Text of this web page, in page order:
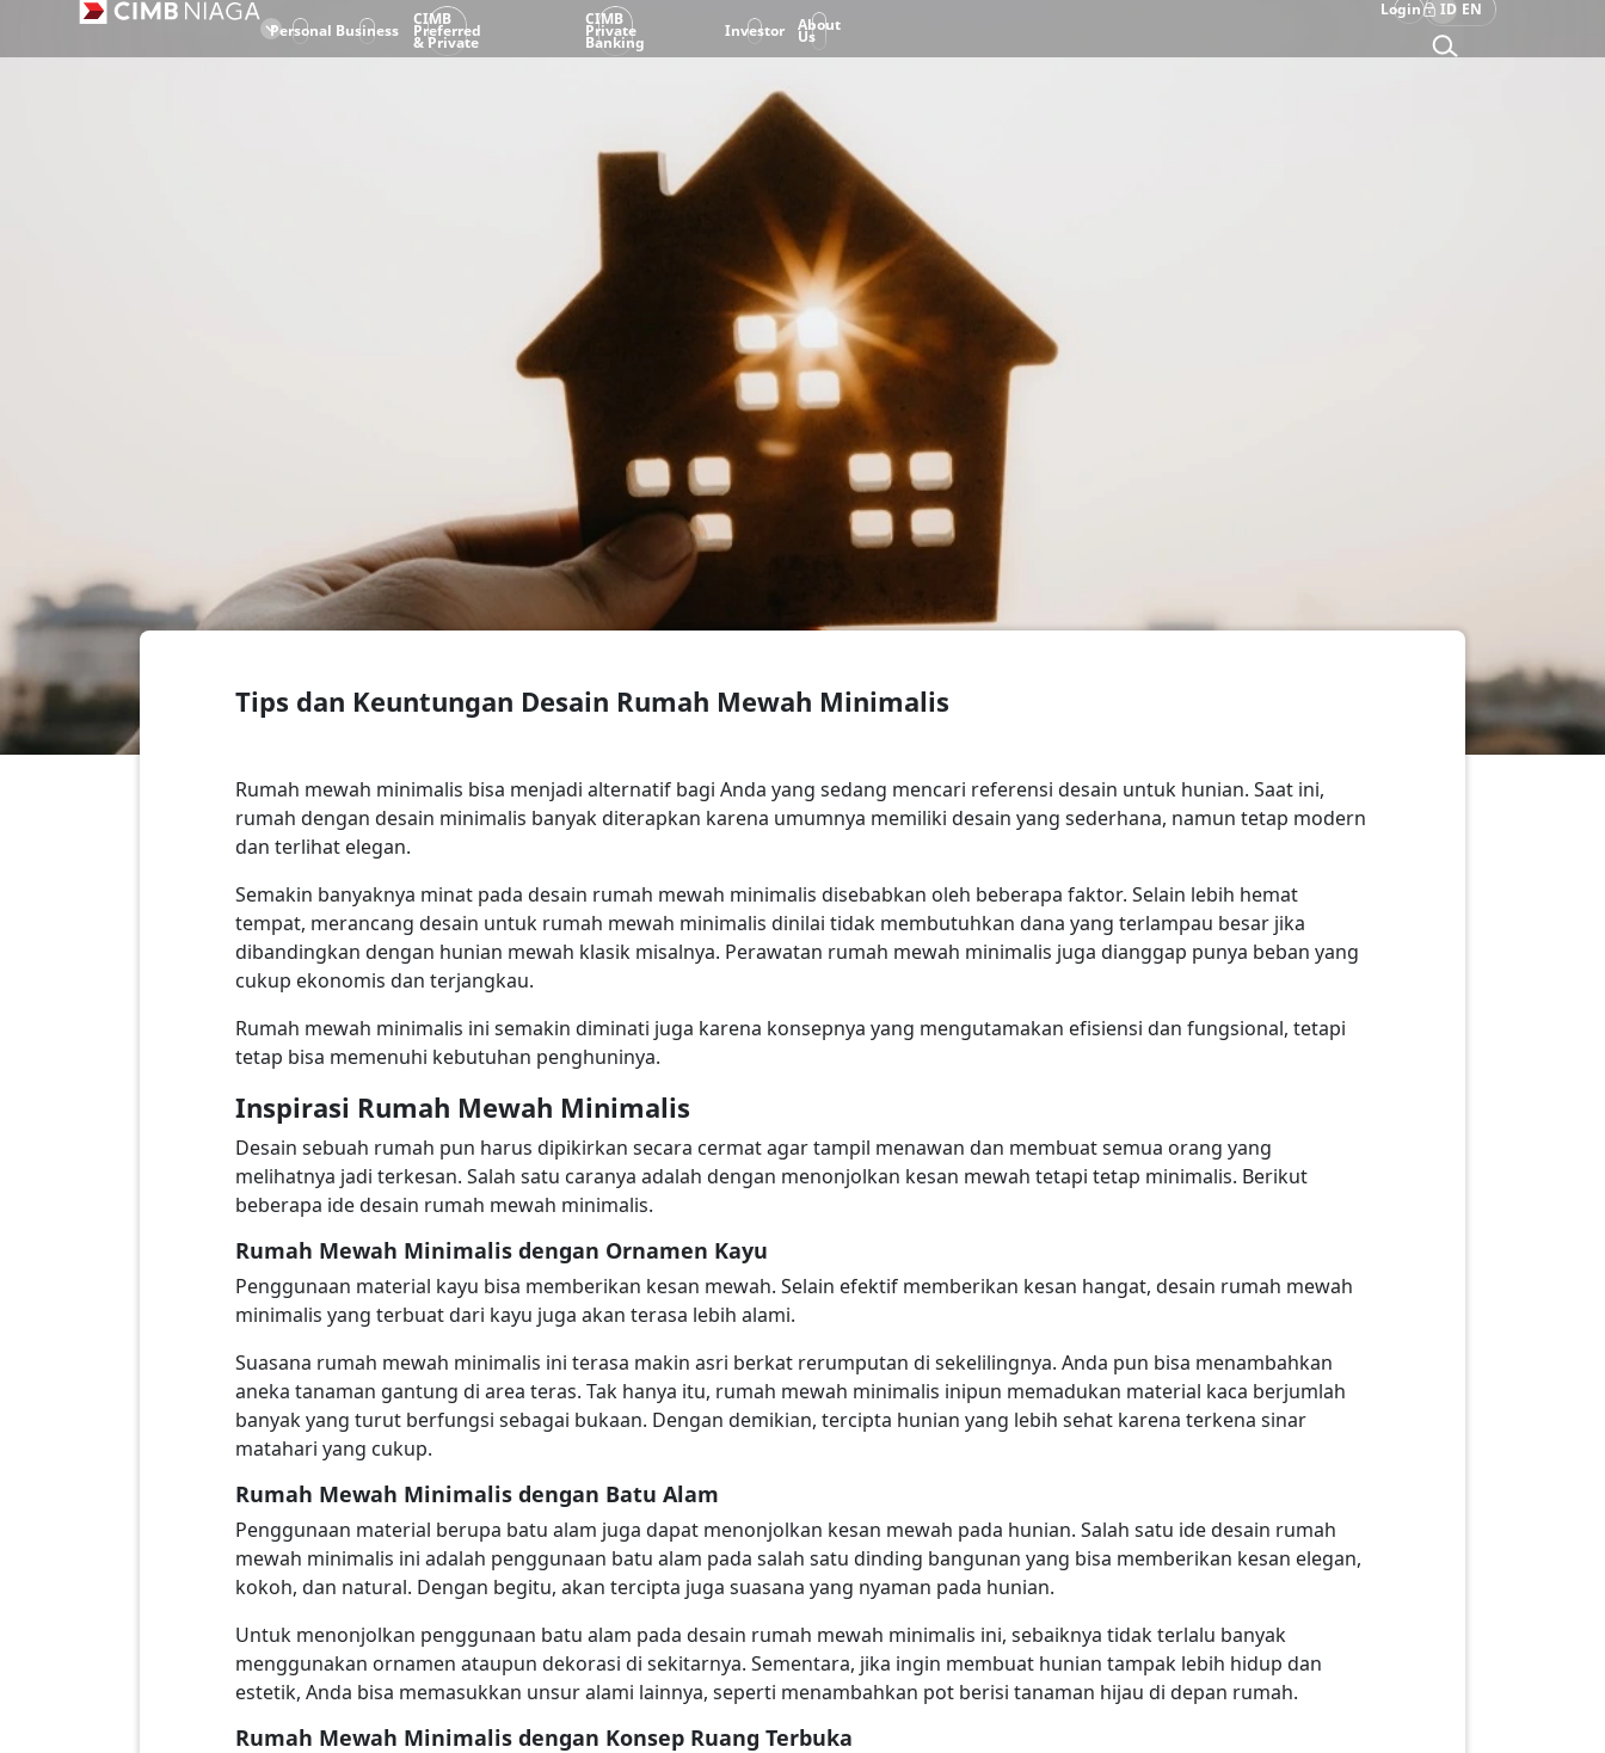
Personal Business
CIMB
Preferred
& Private
CIMB
Private
Banking
Investor About
Us
Login ID EN
Tips dan Keuntungan Desain Rumah Mewah Minimalis
Rumah mewah minimalis bisa menjadi alternatif bagi Anda yang sedang mencari referensi desain untuk hunian. Saat ini,
rumah dengan desain minimalis banyak diterapkan karena umumnya memiliki desain yang sederhana, namun tetap modern
dan terlihat elegan.
Semakin banyaknya minat pada desain rumah mewah minimalis disebabkan oleh beberapa faktor. Selain lebih hemat
tempat, merancang desain untuk rumah mewah minimalis dinilai tidak membutuhkan dana yang terlampau besar jika
dibandingkan dengan hunian mewah klasik misalnya. Perawatan rumah mewah minimalis juga dianggap punya beban yang
cukup ekonomis dan terjangkau.
Rumah mewah minimalis ini semakin diminati juga karena konsepnya yang mengutamakan efisiensi dan fungsional, tetapi
tetap bisa memenuhi kebutuhan penghuninya.
Inspirasi Rumah Mewah Minimalis
Desain sebuah rumah pun harus dipikirkan secara cermat agar tampil menawan dan membuat semua orang yang
melihatnya jadi terkesan. Salah satu caranya adalah dengan menonjolkan kesan mewah tetapi tetap minimalis. Berikut
beberapa ide desain rumah mewah minimalis.
Rumah Mewah Minimalis dengan Ornamen Kayu
Penggunaan material kayu bisa memberikan kesan mewah. Selain efektif memberikan kesan hangat, desain rumah mewah
minimalis yang terbuat dari kayu juga akan terasa lebih alami.
Suasana rumah mewah minimalis ini terasa makin asri berkat rerumputan di sekelilingnya. Anda pun bisa menambahkan
aneka tanaman gantung di area teras. Tak hanya itu, rumah mewah minimalis inipun memadukan material kaca berjumlah
banyak yang turut berfungsi sebagai bukaan. Dengan demikian, tercipta hunian yang lebih sehat karena terkena sinar
matahari yang cukup.
Rumah Mewah Minimalis dengan Batu Alam
Penggunaan material berupa batu alam juga dapat menonjolkan kesan mewah pada hunian. Salah satu ide desain rumah
mewah minimalis ini adalah penggunaan batu alam pada salah satu dinding bangunan yang bisa memberikan kesan elegan,
kokoh, dan natural. Dengan begitu, akan tercipta juga suasana yang nyaman pada hunian.
Untuk menonjolkan penggunaan batu alam pada desain rumah mewah minimalis ini, sebaiknya tidak terlalu banyak
menggunakan ornamen ataupun dekorasi di sekitarnya. Sementara, jika ingin membuat hunian tampak lebih hidup dan
estetik, Anda bisa memasukkan unsur alami lainnya, seperti menambahkan pot berisi tanaman hijau di depan rumah.
Rumah Mewah Minimalis dengan Konsep Ruang Terbuka